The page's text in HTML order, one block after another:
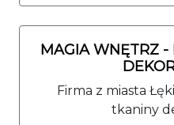
MAGIA WNĘTRZ -
Firma z miasta
tkaniny